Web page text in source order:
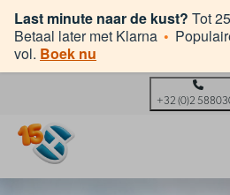
Last minute naar de kust? Tot
Betaal later met Klarna •
vol. Boek nu
+32 (0)2